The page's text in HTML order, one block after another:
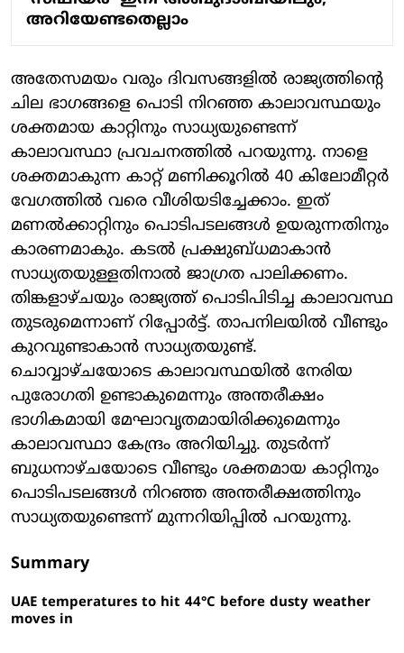
അറിയേണ്ടതെല്ലാം
അതേസമയം വരും ദിവസങ്ങളില്‍ രാജ്യത്തിന്റെ
ചില ഭാഗങ്ങളെ പൊടി നിറഞ്ഞ കാലാവസ്ഥയും
ശക്തമായ കാറ്റിനും സാധ്യയുണ്ടെന്ന്
കാലാവസ്ഥാ പ്രവചനത്തില്‍ പറയുന്നു. നാളെ
ശക്തമാകുന്ന കാറ്റ് മണിക്കൂറില്‍ 40 കിലോമീറ്റര്‍
വേഗത്തില്‍ വരെ വീശിയടിച്ചേക്കാം. ഇത്
മണല്‍ക്കാറ്റിനും പൊടിപടലങ്ങള്‍ ഉയരുന്നതിനും
കാരണമാകും. കടല്‍ പ്രക്ഷുബ്ധമാകാന്‍
സാധ്യതയുള്ളതിനാല്‍ ജാഗ്രത പാലിക്കണം.
തിങ്കളാഴ്ചയും രാജ്യത്ത് പൊടിപിടിച്ച കാലാവസ്ഥ
തുടരുമെന്നാണ് റിപ്പോര്‍ട്ട്. താപനിലയില്‍ വീണ്ടും
കുറവുണ്ടാകാന്‍ സാധ്യതയുണ്ട്.
ചൊവ്വാഴ്ചയോടെ കാലാവസ്ഥയില്‍ നേരിയ
പുരോഗതി ഉണ്ടാകുമെന്നും അന്തരീക്ഷം
ഭാഗികമായി മേഘാവൃതമായിരിക്കുമെന്നും
കാലാവസ്ഥാ കേന്ദ്രം അറിയിച്ചു. തുടര്‍ന്ന്
ബുധനാഴ്ചയോടെ വീണ്ടും ശക്തമായ കാറ്റിനും
പൊടിപടലങ്ങള്‍ നിറഞ്ഞ അന്തരീക്ഷത്തിനും
സാധ്യതയുണ്ടെന്ന് മുന്നറിയിപ്പില്‍ പറയുന്നു.
Summary
UAE temperatures to hit 44°C before dusty weather
moves in